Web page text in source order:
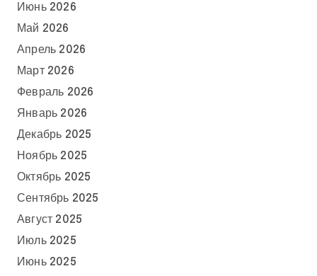
Июнь 2026
Май 2026
Апрель 2026
Март 2026
Февраль 2026
Январь 2026
Декабрь 2025
Ноябрь 2025
Октябрь 2025
Сентябрь 2025
Август 2025
Июль 2025
Июнь 2025